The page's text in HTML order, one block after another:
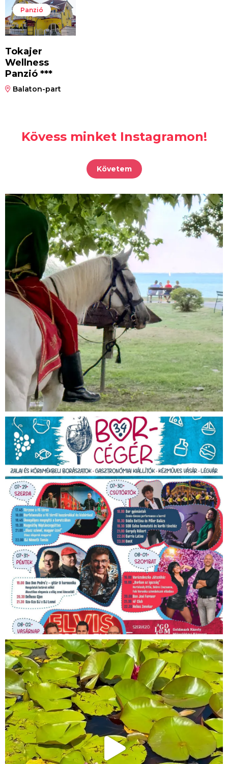
Panzió
Tokajer
Wellness
Panzió ***
Balaton-part
Kövess minket Instagramon!
Követem